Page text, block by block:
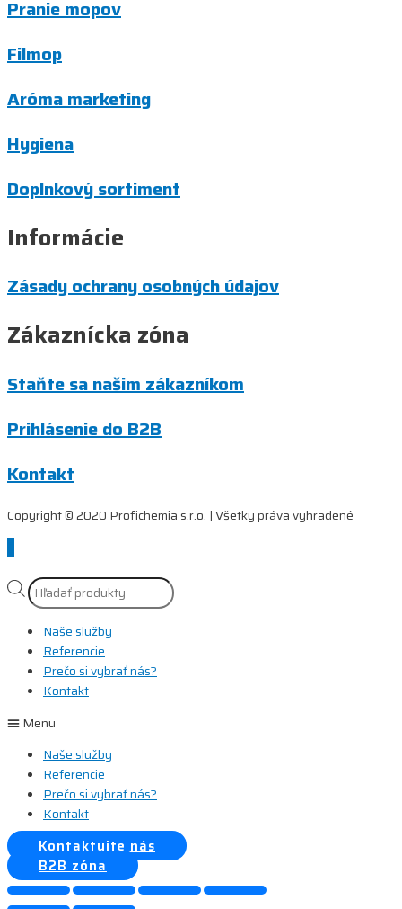
Pranie mopov
Filmop
Aróma marketing
Hygiena
Doplnkový sortiment
Informácie
Zásady ochrany osobných údajov
Zákaznícka zóna
Staňte sa našim zákazníkom
Prihlásenie do B2B
Kontakt
Copyright © 2020 Profichemia s.r.o. | Všetky práva vyhradené
TopProducts
search
Naše služby
Referencie
Prečo si vybrať nás?
Kontakt
Menu
Naše služby
Referencie
Prečo si vybrať nás?
Kontakt
Kontaktujte nás
B2B zóna